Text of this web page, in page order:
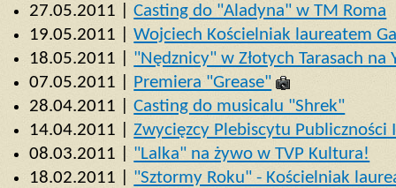
27.05.2011 |Casting do "Aladyna" w TM Roma
19.05.2011 |Wojciech Kościelniak laureatem
18.05.2011 | "Nędznicy" w Złotych Tarasach na
07.05.2011 |
Premiera "Grease"
28.04.2011 |Casting do musicalu "Shrek"
14.04.2011 |Zwycięzcy Plebiscytu Publiczności
08.03.2011 | "Lalka" na żywo w TVP Kultura!
18.02.2011 | "Sztormy Roku" - Kościelniak